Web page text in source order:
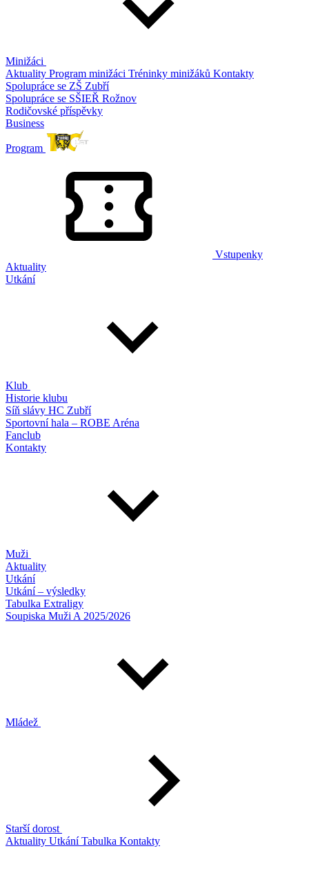
Minižáci
Aktuality Program minižáci Tréninky minižáků Kontakty
Spolupráce se ZŠ Zubří
Spolupráce se SŠIEŘ Rožnov
Rodičovské příspěvky
Business
Program
Vstupenky
Aktuality
Utkání
Klub
Historie klubu
Síň slávy HC Zubří
Sportovní hala – ROBE Aréna
Fanclub
Kontakty
Muži
Aktuality
Utkání
Utkání – výsledky
Tabulka Extraligy
Soupiska Muži A 2025/2026
Mládež
Starší dorost
Aktuality UtkáníTabulka Kontakty